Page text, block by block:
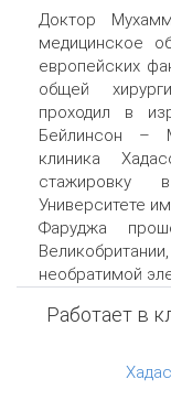
Доктор
медицинское
европейских
общей
проходил в
Бейлинсон –
клиника
стажировку
Университете
Фаруджа
необратимой
Работает в